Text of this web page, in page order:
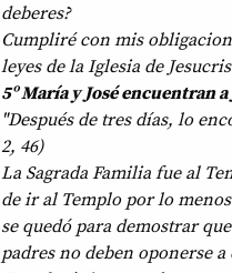
deberes?
Cumpliré con mis
leyes de la Iglesia de
5º María y José encuentran
"Después de tres días, lo
2, 46)
La Sagrada Familia fue al
de ir al Templo por lo
se quedó para demostrar
padres no deben oponerse a